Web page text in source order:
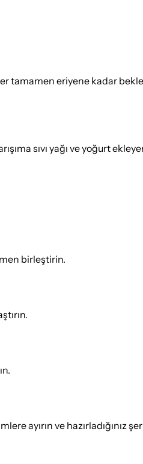
tamamen eriyene kadar
sıvı yağı ve yoğurt
birleştirin.
ayırın ve hazırladığınız